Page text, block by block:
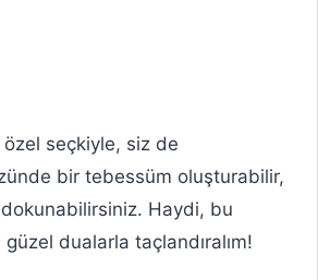
özel seçkiyle, siz de
bir tebessüm oluşturabilir,
Haydi, bu
dualarla taçlandıralım!